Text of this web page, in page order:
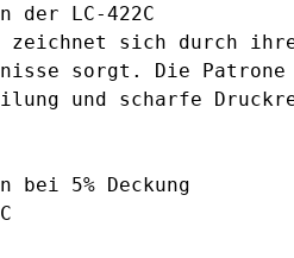
der LC-422C
zeichnet sich durch
sorgt. Die
und scharfe
bei 5% Deckung